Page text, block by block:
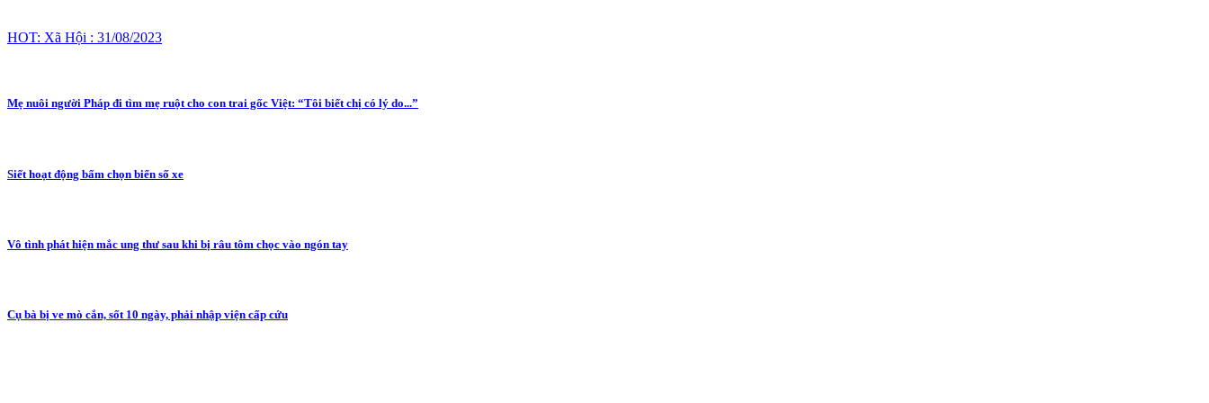
HOT: Xã Hội : 31/08/2023
Mẹ nuôi người Pháp đi tìm mẹ ruột cho con trai gốc Việt: “Tôi biết chị có lý do...”
Siết hoạt động bấm chọn biển số xe
Vô tình phát hiện mắc ung thư sau khi bị râu tôm chọc vào ngón tay
Cụ bà bị ve mò cắn, sốt 10 ngày, phải nhập viện cấp cứu